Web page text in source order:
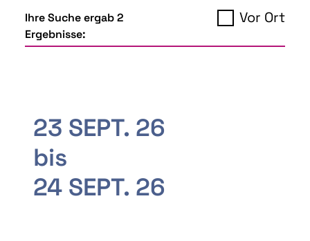
Ihre Suche ergab 2
Ergebnisse:
Vor Ort
23 SEPT. 26
bis
24 SEPT. 26